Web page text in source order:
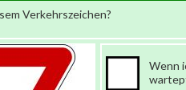
Verkehrszeichen?
Wenn